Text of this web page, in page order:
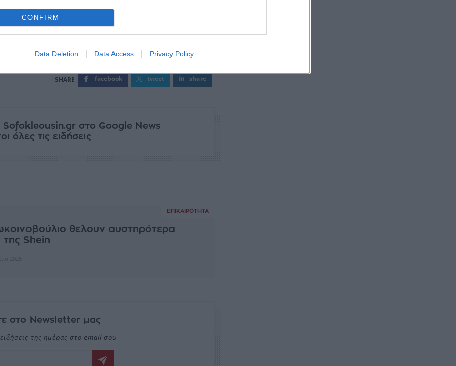
CONFIRM
Data Deletion Data Access Privacy Policy
facebook tweet share
Sofokleousin.gr στο Google News
όλες τις ειδήσεις
ΕΠΙΚΑΙΡΌΤΗΤΑ
θελουν αυστηρότερα
Shein
στο Newsletter μας
της ημέρας στο email σου